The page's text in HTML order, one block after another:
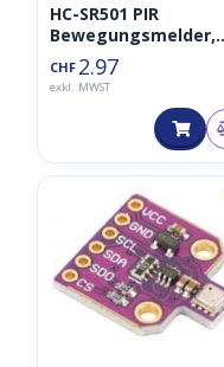
HC-SR501 PIR
Bewegungsmelder,
Bewegungssensor
CHF 2.97
exkl. MWST